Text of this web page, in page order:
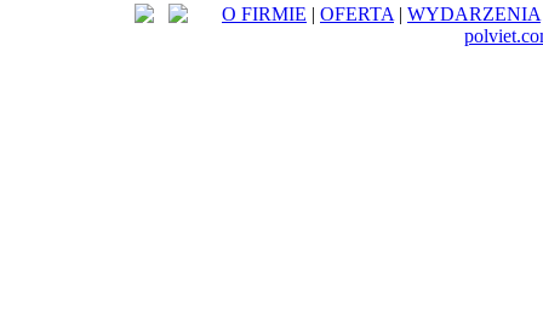
O FIRMIE | OFERTA | WYDARZENIA